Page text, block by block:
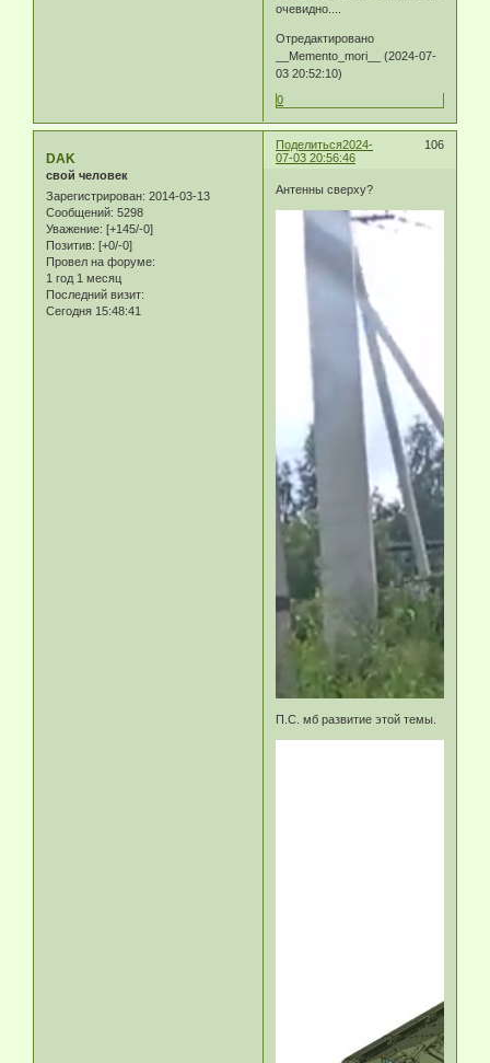
очевидно....
Отредактировано
__Memento_mori__ (2024-07-
03 20:52:10)
0
Поделиться 106
2024-
07-03 20:56:46
DAK
свой человек
Зарегистрирован: 2014-03-13
Сообщений: 5298
Уважение: [+145/-0]
Позитив: [+0/-0]
Провел на форуме:
1 год 1 месяц
Последний визит:
Сегодня 15:48:41
Антенны сверху?
П.С. мб развитие этой темы.